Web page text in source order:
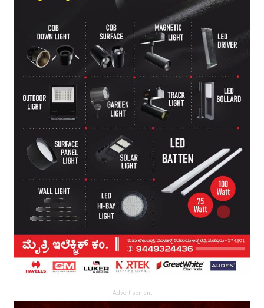
Advertisement